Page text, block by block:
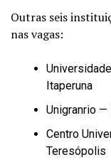
Outras seis
nas vagas:
Itaperuna
Unigranrio —
Centro
Teresópolis